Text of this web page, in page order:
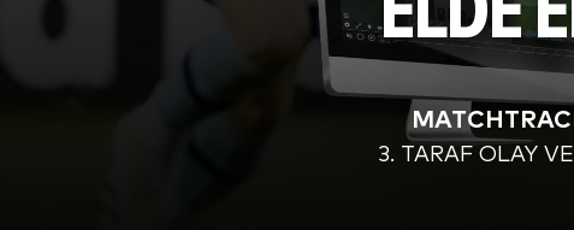
3. TARAF OLAY